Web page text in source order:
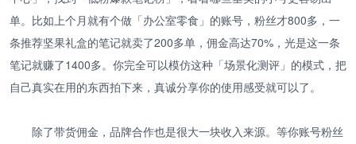
单。比如上个月就有个做「办公室零食」的账号，粉丝才800多，一
条推荐坚果礼盒的笔记就卖了200多单，佣金高达70%，光是这一条
笔记就赚了1400多。你完全可以模仿这种「场景化测评」的模式，把
自己真实在用的东西拍下来，真诚分享你的使用感受就可以了。
除了带货佣金，品牌合作也是很大一块收入来源。等你账号粉丝